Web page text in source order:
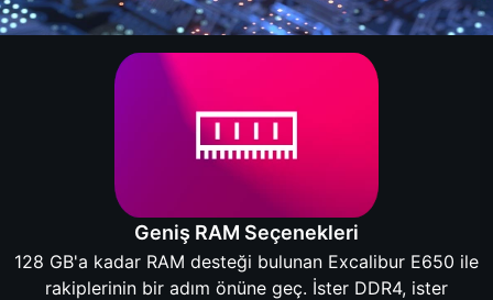
Geniş RAM Seçenekleri
128 GB'a kadar RAM desteği bulunan Excalibur E650 ile
rakiplerinin bir adım önüne geç. İster DDR4, ister